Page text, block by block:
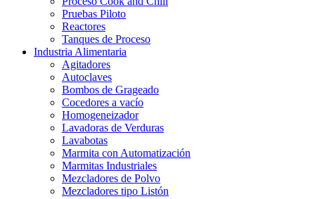
Pruebas Piloto
Reactores
Tanques de Proceso
Industria Alimentaria
Agitadores
Autoclaves
Bombos de Grageado
Cocedores a vacío
Homogeneizador
Lavadoras de Verduras
Lavabotas
Marmita con Automatización
Marmitas Industriales
Mezcladores de Polvo
Mezcladores tipo Listón